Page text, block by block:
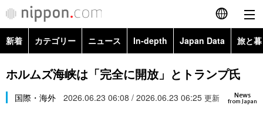
English
简体字
繁體字
新着 カテゴリー ニュース In-depth Japan Data 旅と
政治・外交
経済・ビジネス
Topics
Images
ホルムズ海峡は「完全に開放」とトランプ氏
News
from Japan
国際・海外 2026.06.23 06:08 / 2026.06.23 06:25 更新